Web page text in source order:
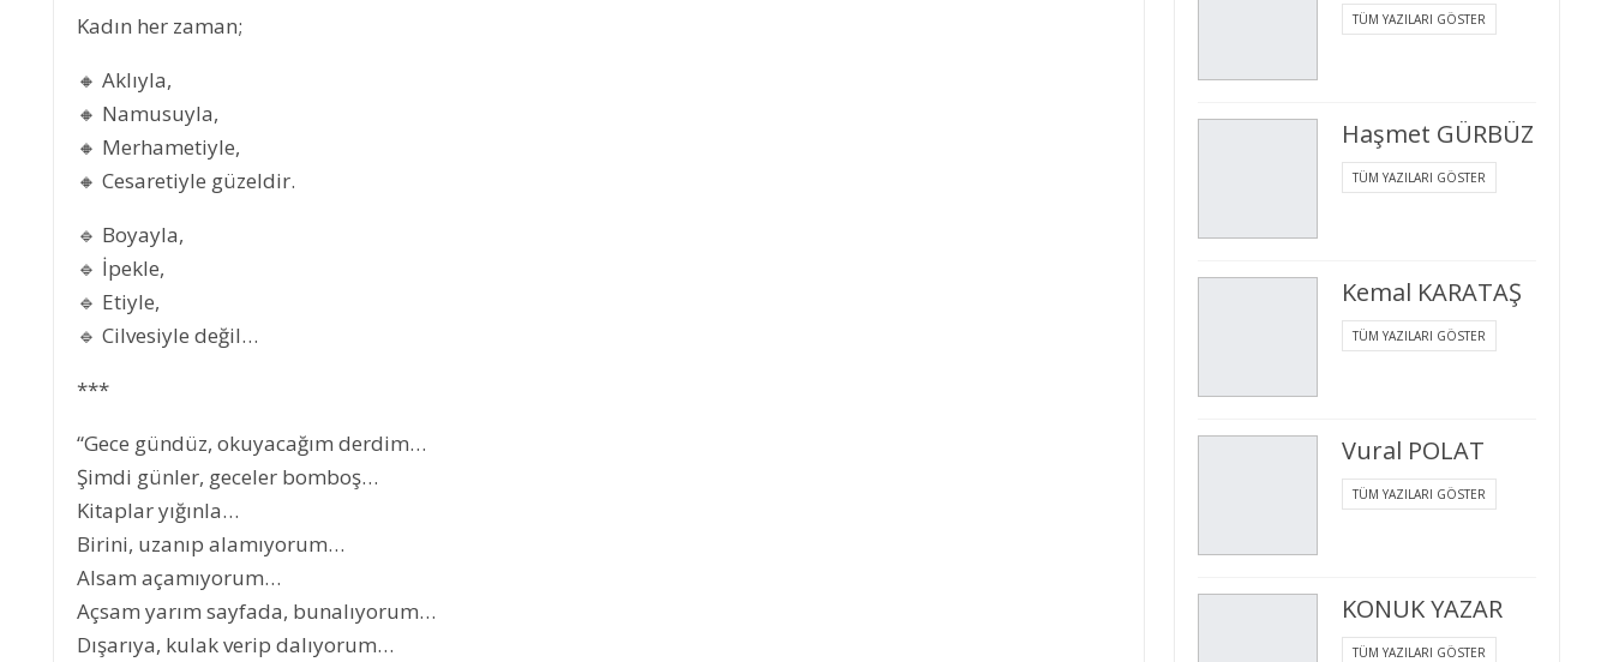
Kadın her zaman;
🔸 Aklıyla,
🔸 Namusuyla,
🔸 Merhametiyle,
🔸 Cesaretiyle güzeldir.
🔹 Boyayla,
🔹 İpekle,
🔹 Etiyle,
🔹 Cilvesiyle değil…
***
“Gece gündüz, okuyacağım derdim…
Şimdi günler, geceler bomboş…
Kitaplar yığınla…
Birini, uzanıp alamıyorum…
Alsam açamıyorum…
Açsam yarım sayfada, bunalıyorum…
Dışarıya, kulak verip dalıyorum…
TÜM YAZILARI GÖSTER
Haşmet GÜRBÜZ
TÜM YAZILARI GÖSTER
Kemal KARATAŞ
TÜM YAZILARI GÖSTER
Vural POLAT
TÜM YAZILARI GÖSTER
KONUK YAZAR
TÜM YAZILARI GÖSTER